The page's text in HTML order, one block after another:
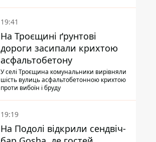
19:41
На Троєщині ґрунтові
дороги засипали крихтою
асфальтобетону
У селі Троєщина комунальники вирівняли
шість вулиць асфальтобетонною крихтою
проти вибоїн і бруду
19:19
На Подолі відкрили сендвіч-